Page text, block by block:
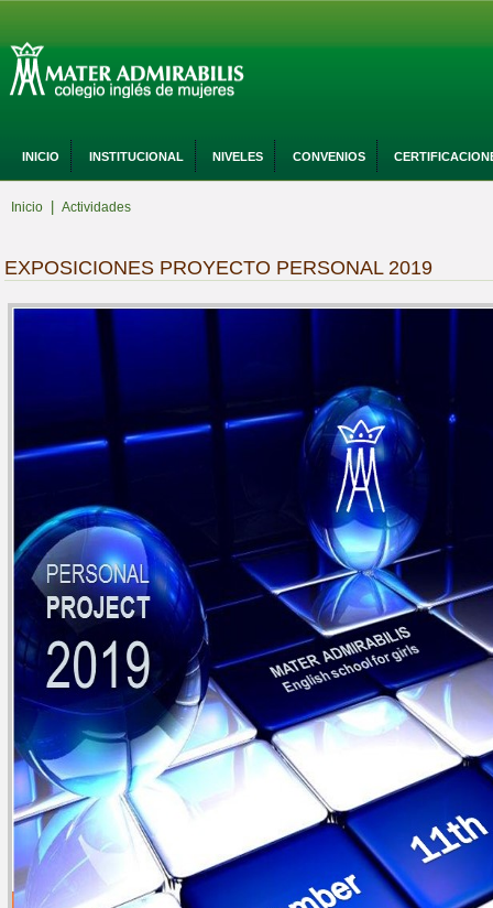
INICIO INSTITUCIONAL NIVELES CONVENIOS
Inicio Actividades
EXPOSICIONES PROYECTO PERSONAL 2019